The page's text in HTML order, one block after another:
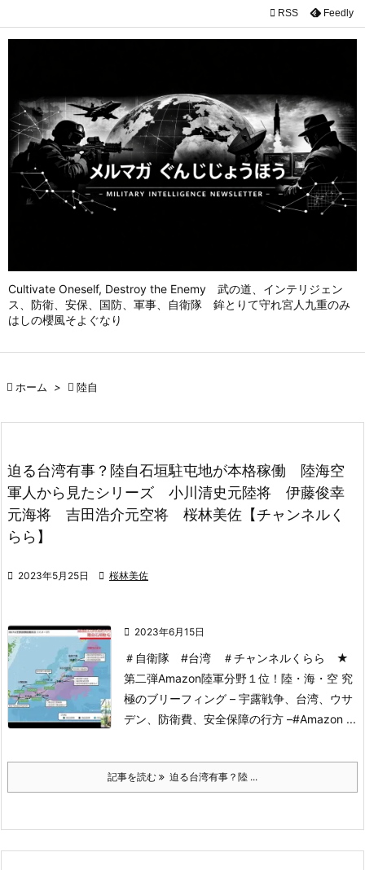
Cultivate Oneself, Destroy the Enemy 武の道、インテリジェン
ス、防衛、安保、国防、軍事、自衛隊 鉾とりて守れ宮人九重のみ
はしの櫻風そよぐなり


次へ

検索
 RSS Feedly
 ホーム >  陸自
迫る台湾有事？陸自石垣駐屯地が本格稼働 陸海空
軍人から見たシリーズ 小川清史元陸将 伊藤俊幸
元海将 吉田浩介元空将 桜林美佐【チャンネルく
らら】
 2023年5月25日  桜林美佐
 2023年6月15日
＃自衛隊 #台湾 ＃チャンネルくらら ★
第二弾Amazon陸軍分野１位！ 陸・海・空 究
極のブリーフィング – 宇露戦争、台湾、ウサ
デン、防衛費、安全保障の行方 –#Amazon ...
記事を読む 迫る台湾有事？陸 ...